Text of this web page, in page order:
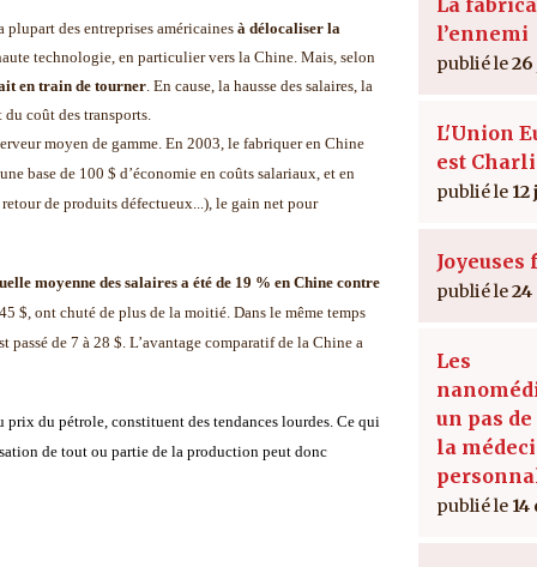
plupart des entreprises américaines à délocaliser la
technologie, en particulier vers la Chine. Mais, selon
en train de tourner En cause, la hausse des salaires, la
coût des transports.
moyen de gamme. En 2003, le fabriquer en Chine
base de 100 $ d’économie en coûts salariaux, et en
de produits défectueux...), le gain net pour
moyenne des salaires a été de 19 % en Chine contre
$, ont chuté de plus de la moitié. Dans le même temps
de 7 à 28 $. L’avantage comparatif de la Chine a
prix du pétrole, constituent des tendances lourdes . Ce qui
de tout ou partie de la production peut donc
l’ennemi
26
L'Union
est
12
Joyeuses
24
Les
un pas
la
14